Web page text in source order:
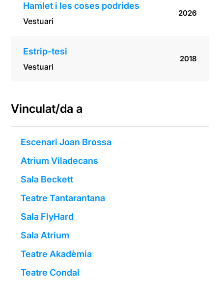
Hamlet i les coses podrides
Vestuari
2026
Estrip-tesi
Vestuari
2018
Vinculat/da a
Escenari Joan Brossa
Atrium Viladecans
Sala Beckett
Teatre Tantarantana
Sala FlyHard
Sala Atrium
Teatre Akadèmia
Teatre Condal